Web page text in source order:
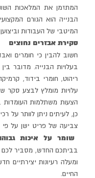
המתזמן את המלאכות
הבנייה הוא הגורם
המיטבי של העבודות
סקירת אבזרים נחוצים
חשוב להבין כי חומרים
בעלויות הבנייה. מדובר
ריהוט, חומרי בידוד,
עלויות מומלץ לבצע סקר
הצעות משתלמות
כן, לעיתים ניתן לוותר על
צביעה של פריט ישן על
שומר על איכות
בביתכם החדש, מסביר
ומעלה רעיונות יצירתיים
החיים.